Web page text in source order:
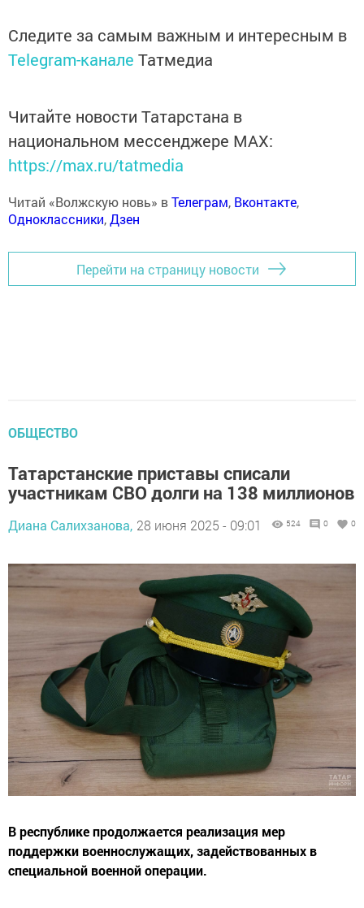
Следите за самым важным и интересным в
Telegram-канале Татмедиа
Читайте новости Татарстана в
национальном мессенджере MАХ:
https://max.ru/tatmedia
Читай «Волжскую новь» вТелеграм, Вконтакте,
Одноклассники,Дзен
Перейти на страницу новости
ОБЩЕСТВО
Татарстанские приставы списали
участникам СВО долги на 138 миллионов
Диана Салихзанова, 28 июня 2025 - 09:01 524 0 0
В республике продолжается реализация мер
поддержки военнослужащих, задействованных в
специальной военной операции.